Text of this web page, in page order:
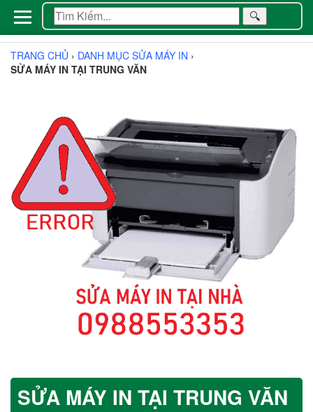
🔍
TRANG CHỦ › DANH MỤC SỬA MÁY IN ›
SỬA MÁY IN TẠI TRUNG VĂN
SỬA MÁY IN TẠI TRUNG VĂN